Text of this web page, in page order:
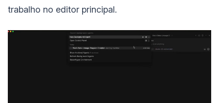
trabalho no editor principal.